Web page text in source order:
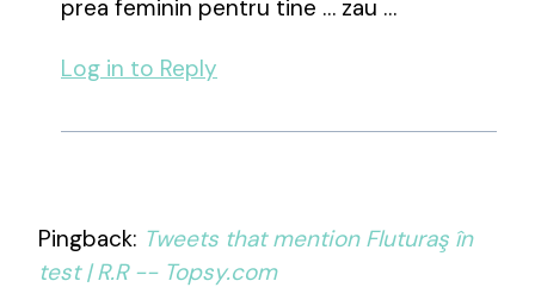
prea feminin pentru tine … zau …
Log in to Reply
Pingback: Tweets that mention Fluturaş în
test | R.R -- Topsy.com